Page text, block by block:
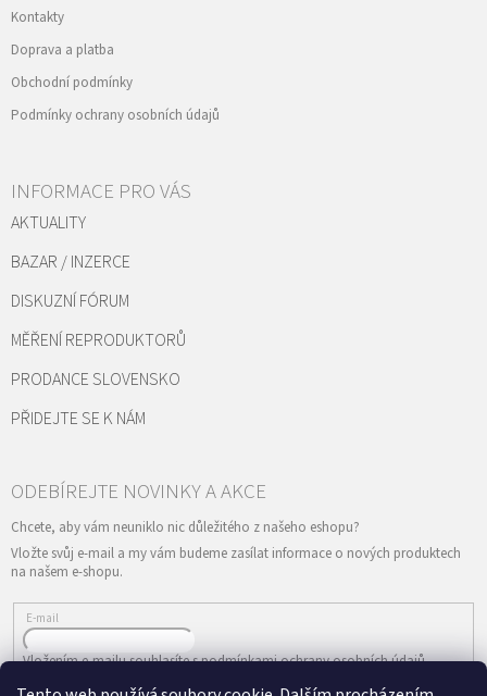
Kontakty
Doprava a platba
Obchodní podmínky
Podmínky ochrany osobních údajů
INFORMACE PRO VÁS
AKTUALITY
BAZAR / INZERCE
DISKUZNÍ FÓRUM
MĚŘENÍ REPRODUKTORŮ
PRODANCE SLOVENSKO
PŘIDEJTE SE K NÁM
Vložte svůj e-mail a my vám budeme zasílat informace o nových produktech
na našem e-shopu.
E-mail
Vložením e-mailu souhlasíte spodmínkami ochrany osobních údajů